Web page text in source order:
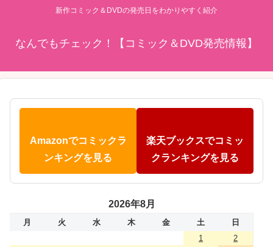
新作コミック＆DVDの発売日をわかりやすく紹介
なんでもチェック！【コミック＆DVD発売情報】
Amazonでコミックラ
ンキングを見る
楽天ブックスでコミッ
クランキングを見る
2026年8月
月 火 水 木 金 土
日
1
2